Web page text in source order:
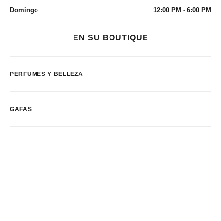
Domingo
12:00 PM - 6:00 PM
EN SU BOUTIQUE
PERFUMES Y BELLEZA
GAFAS